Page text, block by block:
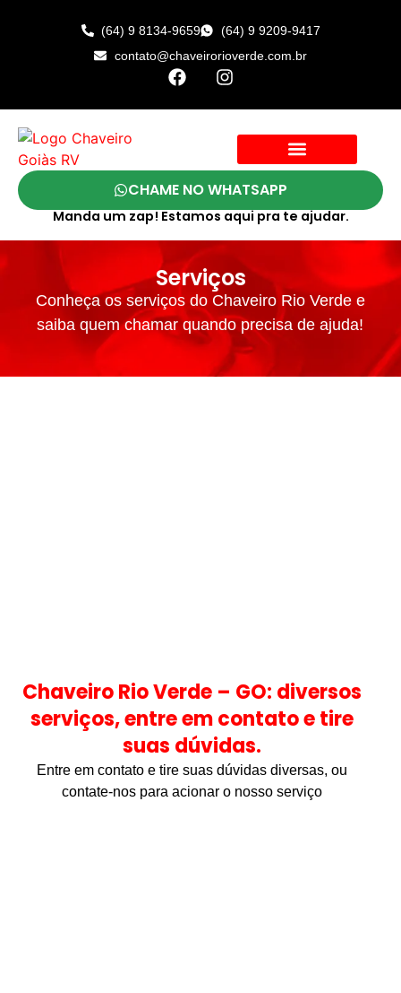
(64) 9 8134-9659
(64) 9 9209-9417
contato@chaveirorioverde.com.br
CHAME NO WHATSAPP
Manda um zap! Estamos aqui pra te ajudar.
Serviços
Conheça os serviços do Chaveiro Rio Verde e
saiba quem chamar quando precisa de ajuda!
Chaveiro Rio Verde – GO: diversos
serviços, entre em contato e tire
suas dúvidas.
Entre em contato e tire suas dúvidas diversas, ou
contate-nos para acionar o nosso serviço